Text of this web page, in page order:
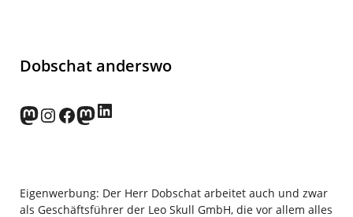
Dobschat anderswo
norden.social
Instagram
Facebook
wp-punks.social
LinkedIn
Eigenwerbung: Der Herr Dobschat arbeitet auch und zwar
als Geschäftsführer der Leo Skull GmbH, die vor allem alles